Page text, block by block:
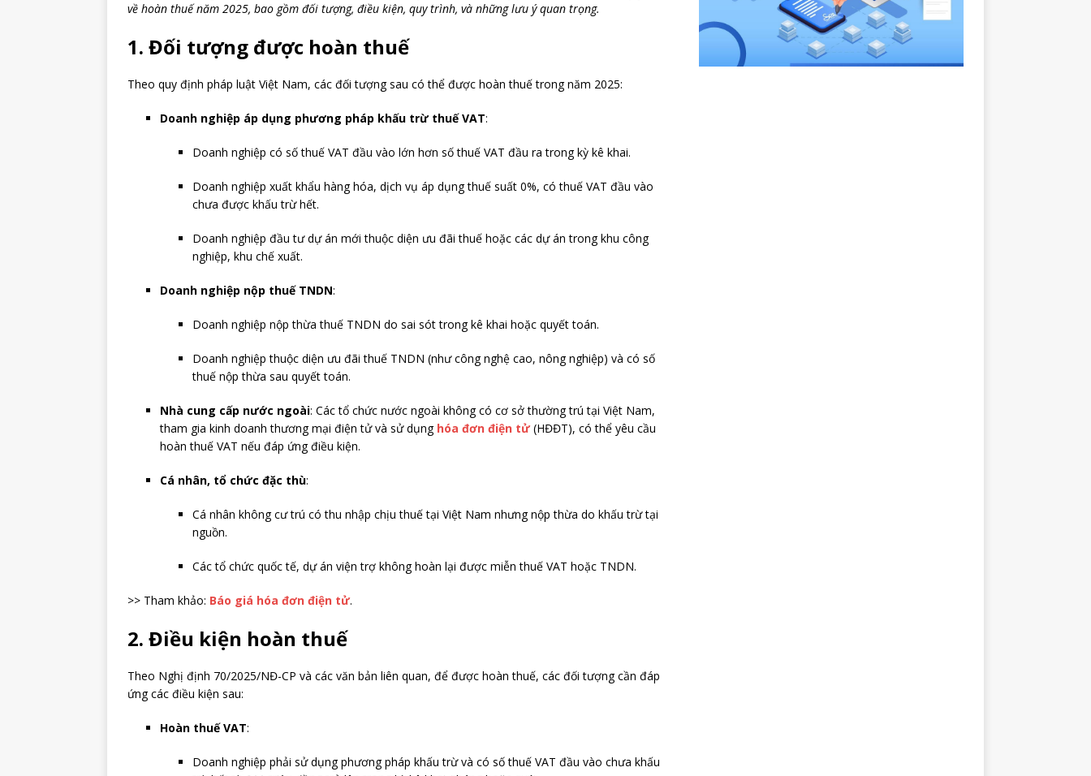
về hoàn thuế năm 2025, bao gồm đối tượng, điều kiện, quy trình, và những lưu ý quan trọng.
1. Đối tượng được hoàn thuế
Theo quy định pháp luật Việt Nam, các đối tượng sau có thể được hoàn thuế trong năm 2025:
Doanh nghiệp áp dụng phương pháp khấu trừ thuế VAT:
Doanh nghiệp có số thuế VAT đầu vào lớn hơn số thuế VAT đầu ra trong kỳ kê khai.
Doanh nghiệp xuất khẩu hàng hóa, dịch vụ áp dụng thuế suất 0%, có thuế VAT đầu vào
chưa được khấu trừ hết.
Doanh nghiệp đầu tư dự án mới thuộc diện ưu đãi thuế hoặc các dự án trong khu công
nghiệp, khu chế xuất.
Doanh nghiệp nộp thuế TNDN:
Doanh nghiệp nộp thừa thuế TNDN do sai sót trong kê khai hoặc quyết toán.
Doanh nghiệp thuộc diện ưu đãi thuế TNDN (như công nghệ cao, nông nghiệp) và có số
thuế nộp thừa sau quyết toán.
Nhà cung cấp nước ngoài: Các tổ chức nước ngoài không có cơ sở thường trú tại Việt Nam,
tham gia kinh doanh thương mại điện tử và sử dụng hóa đơn điện tử(HĐĐT), có thể yêu cầu
hoàn thuế VAT nếu đáp ứng điều kiện.
Cá nhân, tổ chức đặc thù:
Cá nhân không cư trú có thu nhập chịu thuế tại Việt Nam nhưng nộp thừa do khấu trừ tại
nguồn.
Các tổ chức quốc tế, dự án viện trợ không hoàn lại được miễn thuế VAT hoặc TNDN.
>> Tham khảo: Báo giá hóa đơn điện tử.
2. Điều kiện hoàn thuế
Theo Nghị định 70/2025/NĐ-CP và các văn bản liên quan, để được hoàn thuế, các đối tượng cần đáp
ứng các điều kiện sau:
Hoàn thuế VAT:
Doanh nghiệp phải sử dụng phương pháp khấu trừ và có số thuế VAT đầu vào chưa khấu